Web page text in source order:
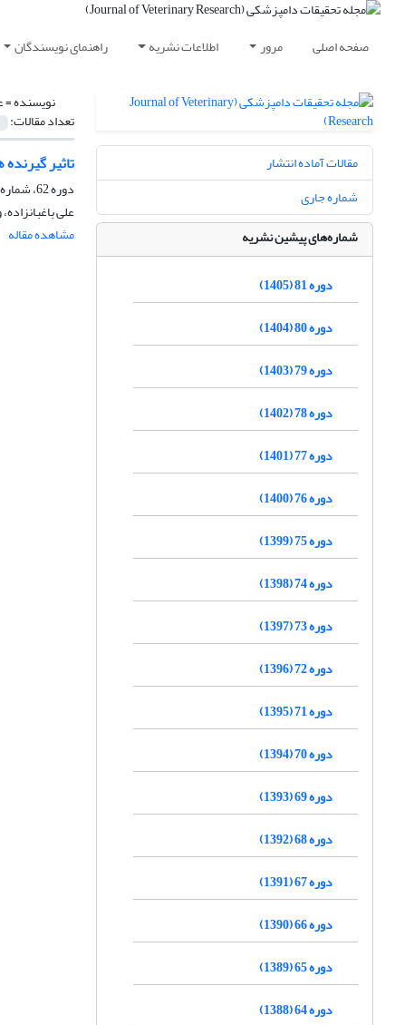
صفحه اصلی مرور اطلاعات نشریه راهنمای نویسندگان
نویسنده =
تعداد مقالات:
تاثیر
دوره 62، شماره 4، زمستان 1386
علی
مشاهده مقاله
مقالات آماده انتشار
شماره جاری
شماره‌های پیشین نشریه
دوره 81 (1405)
دوره 80 (1404)
دوره 79 (1403)
دوره 78 (1402)
دوره 77 (1401)
دوره 76 (1400)
دوره 75 (1399)
دوره 74 (1398)
دوره 73 (1397)
دوره 72 (1396)
دوره 71 (1395)
دوره 70 (1394)
دوره 69 (1393)
دوره 68 (1392)
دوره 67 (1391)
دوره 66 (1390)
دوره 65 (1389)
دوره 64 (1388)